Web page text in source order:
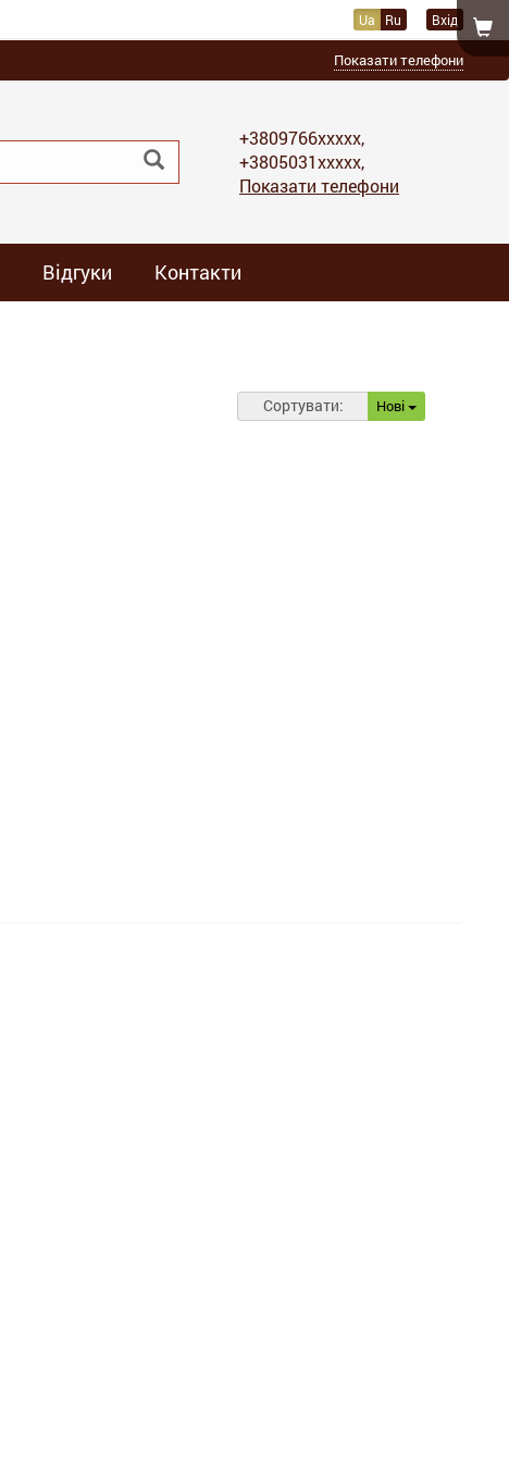
Ua Ru Вхід
Показати телефони
+3809766xxxxx,
+3805031xxxxx,
Показати телефони
Відгуки Контакти
Сортувати: Нові